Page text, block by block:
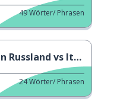
49Wörter/ Phrasen
vs Italien
24Wörter/ Phrasen